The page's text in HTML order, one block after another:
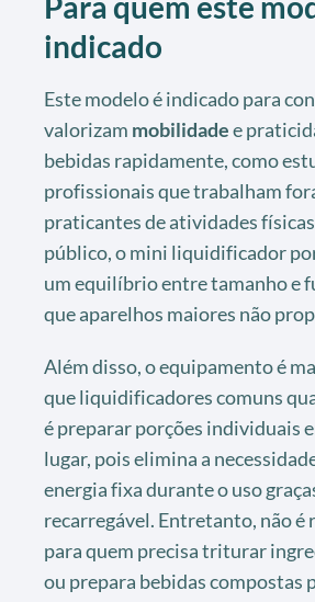
indicado
Este modelo é indicado para
valorizam mobilidadee
bebidas rapidamente, como
profissionais que trabalham
praticantes de atividades
público, o mini liquidificador
um equilíbrio entre tamanho e
que aparelhos maiores não
Além disso, o equipamento é
que liquidificadores comuns
é preparar porções individuais
lugar, pois elimina a
energia fixa durante o uso
recarregável. Entretanto, não é
para quem precisa triturar
ou prepara bebidas compostas